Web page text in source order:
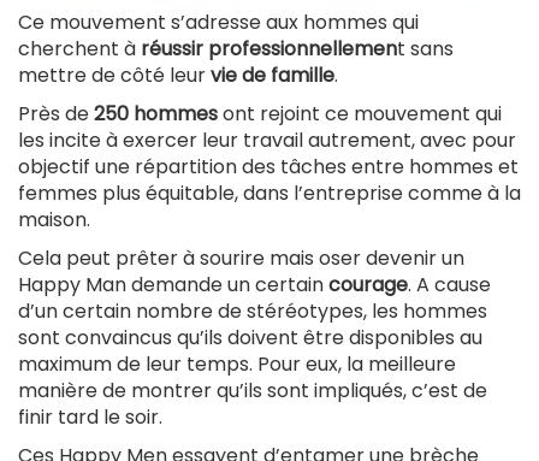
Ce mouvement s’adresse aux hommes qui
cherchent à réussir professionnellement sans
mettre de côté leurvie de famille.
Près de250 hommesont rejoint ce mouvement qui
les incite à exercer leur travail autrement, avec pour
objectif une répartition des tâches entre hommes et
femmes plus équitable, dans l’entreprise comme à la
maison.
Cela peut prêter à sourire mais oser devenir un
Happy Man demande un certaincourage. A cause
d’un certain nombre de stéréotypes, les hommes
sont convaincus qu’ils doivent être disponibles au
maximum de leur temps. Pour eux, la meilleure
manière de montrer qu’ils sont impliqués, c’est de
finir tard le soir.
Ces Happy Men essayent d’entamer une brèche